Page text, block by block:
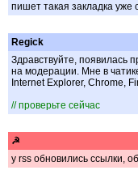
пишет такая закладка уже
Regick
Здравствуйте, появилась
на модерации. Мне в
Internet Explorer, Chrome,
// проверьте сейчас
☭
у rss обновились ссылки,